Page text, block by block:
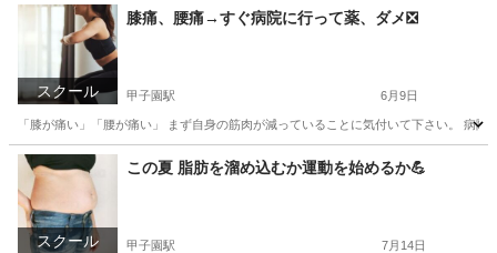
兵庫 西宮市 甲子園駅 美容健康 エアロビクス
スクール
膝痛、腰痛→すぐ病院に行って薬、ダメ❎
甲子園駅 6月9日
「膝が痛い」「腰が痛い」 まず自身の筋肉が減っていることに気付いて下さい。 病
兵庫 西宮市 甲子園駅 その他 腰痛
スクール
この夏 脂肪を溜め込むか運動を始めるか💪
甲子園駅 7月14日